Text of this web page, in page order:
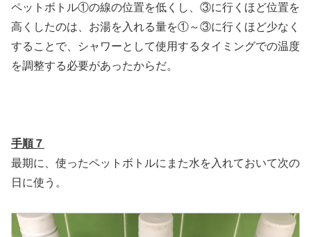
ペットボトル①の線の位置を低くし、③に行くほど位置を
高くしたのは、お湯を入れる量を①～③に行くほど少なく
することで、シャワーとして使用するタイミングでの温度
を調整する必要があったからだ。
手順７
最期に、使ったペットボトルにまた水を入れておいて次の
日に使う。